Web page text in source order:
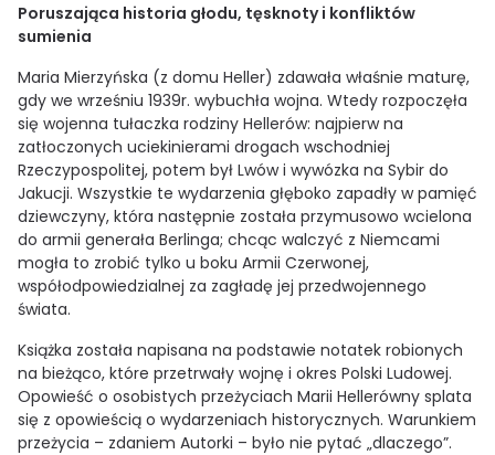
Poruszająca historia głodu, tęsknoty i konfliktów
sumienia
Maria Mierzyńska (z domu Heller) zdawała właśnie maturę,
gdy we wrześniu 1939r. wybuchła wojna. Wtedy rozpoczęła
się wojenna tułaczka rodziny Hellerów: najpierw na
zatłoczonych uciekinierami drogach wschodniej
Rzeczypospolitej, potem był Lwów i wywózka na Sybir do
Jakucji. Wszystkie te wydarzenia głęboko zapadły w pamięć
dziewczyny, która następnie została przymusowo wcielona
do armii generała Berlinga; chcąc walczyć z Niemcami
mogła to zrobić tylko u boku Armii Czerwonej,
współodpowiedzialnej za zagładę jej przedwojennego
świata.
Książka została napisana na podstawie notatek robionych
na bieżąco, które przetrwały wojnę i okres Polski Ludowej.
Opowieść o osobistych przeżyciach Marii Hellerówny splata
się z opowieścią o wydarzeniach historycznych. Warunkiem
przeżycia – zdaniem Autorki – było nie pytać „dlaczego”.